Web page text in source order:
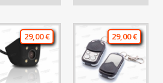
29,00 € 29,00 €